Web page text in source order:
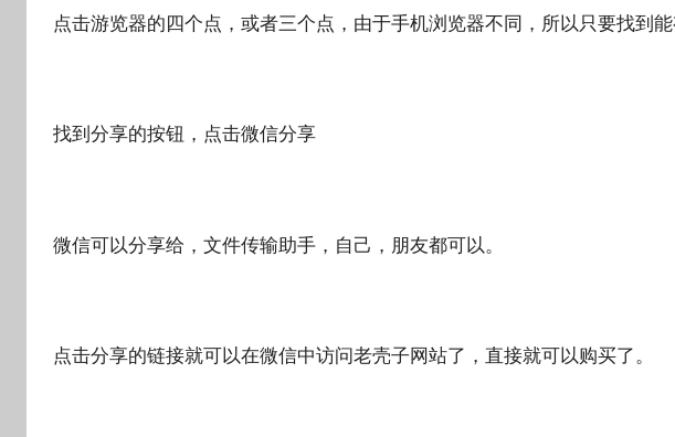
点击游览器的四个点，或者三个点，由于手机浏览器不同，所以只要找到能
找到分享的按钮，点击微信分享
微信可以分享给，文件传输助手，自己，朋友都可以。
点击分享的链接就可以在微信中访问老壳子网站了，直接就可以购买了。